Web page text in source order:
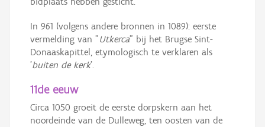
In 961 (volgens andere bronnen in 1089): eerste
vermelding van "Utkerca" bij het Brugse Sint-
Donaaskapittel, etymologisch te verklaren als
'buiten de kerk'.
11de eeuw
Circa 1050 groeit de eerste dorpskern aan het
noordeinde van de Dulleweg, ten oosten van de